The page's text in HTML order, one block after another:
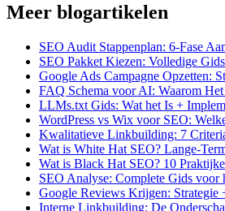
Meer blogartikelen
SEO Audit Stappenplan: 6-Fase
SEO Pakket Kiezen: Volledige
Google Ads Campagne Opzetten:
FAQ Schema voor AI: Waarom
LLMs.txt Gids: Wat het Is +
WordPress vs Wix voor SEO:
Kwalitatieve Linkbuilding: 7
Wat is White Hat SEO? Lange-
Wat is Black Hat SEO? 10
SEO Analyse: Complete Gids voor
Google Reviews Krijgen: Strategie
Interne Linkbuilding: De